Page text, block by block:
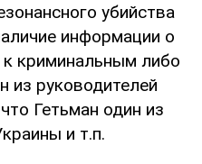
убийства
информации о
к криминальным либо
из руководителей
Гетьман один из
и т.п.